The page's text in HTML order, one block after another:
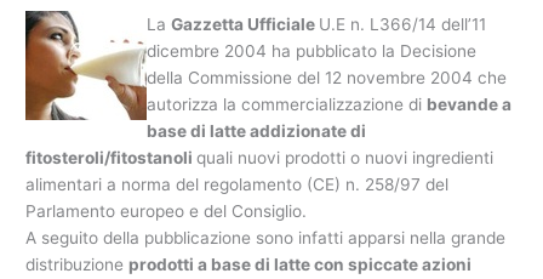
LaGazzetta Ufficiale U.E n. L366/14 dell’11
dicembre 2004 ha pubblicato la Decisione
della Commissione del 12 novembre 2004 che
autorizza la commercializzazione di bevande a
base di latte addizionate di
fitosteroli/fitostanoliquali nuovi prodotti o nuovi ingredienti
alimentari a norma del regolamento (CE) n. 258/97 del
Parlamento europeo e del Consiglio.
A seguito della pubblicazione sono infatti apparsi nella grande
distribuzione prodotti a base di latte con spiccate azioni
il
colesterolo
fitosteroli